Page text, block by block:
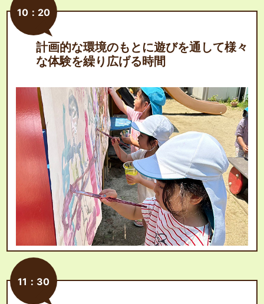
10：20
計画的な環境のもとに遊びを通して様々
な体験を繰り広げる時間
11：30